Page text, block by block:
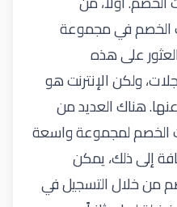
الخصم في مجموعة
على هذه
ولكن الإنترنت هو
هناك العديد من
الخصم لمجموعة واسعة
إلى ذلك، يمكن
من خلال التسجيل في